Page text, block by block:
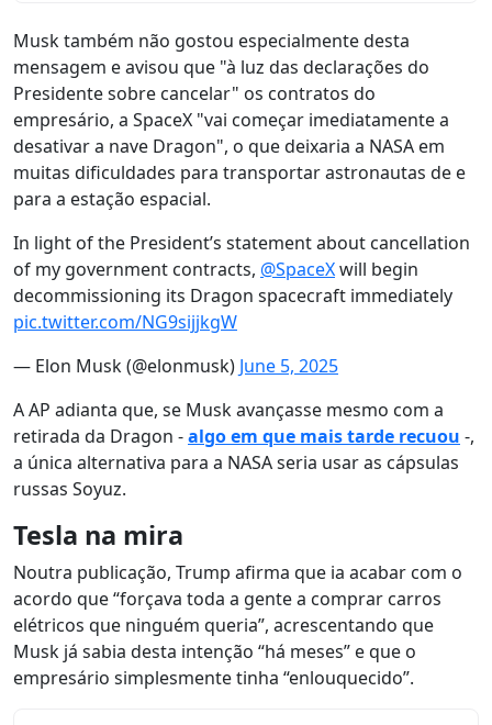
Musk também não gostou especialmente desta
mensagem e avisou que "à luz das declarações do
Presidente sobre cancelar" os contratos do
empresário, a SpaceX "vai começar imediatamente a
desativar a nave Dragon", o que deixaria a NASA em
muitas dificuldades para transportar astronautas de e
para a estação espacial.
In light of the President’s statement about cancellation
of my government contracts, @SpaceXwill begin
decommissioning its Dragon spacecraft immediately
pic.twitter.com/NG9sijjkgW
— Elon Musk (@elonmusk) June 5, 2025
A AP adianta que, se Musk avançasse mesmo com a
retirada da Dragon -algo em que mais tarde recuou -,
a única alternativa para a NASA seria usar as cápsulas
russas Soyuz.
Tesla na mira
Noutra publicação, Trump afirma que ia acabar com o
acordo que “forçava toda a gente a comprar carros
elétricos que ninguém queria”, acrescentando que
Musk já sabia desta intenção “há meses” e que o
empresário simplesmente tinha “enlouquecido”.